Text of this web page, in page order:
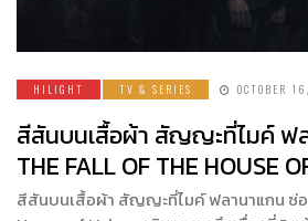
HILIGHT TV & SERIES OCTOBER
สีสันบนเสื้อผ้า สัญญะที่ไมค์ ฟ
THE FALL OF THE HOUSE
สีสันบนเสื้อผ้า สัญญะที่ไมค์ ฟลานาแกน ซ่อ